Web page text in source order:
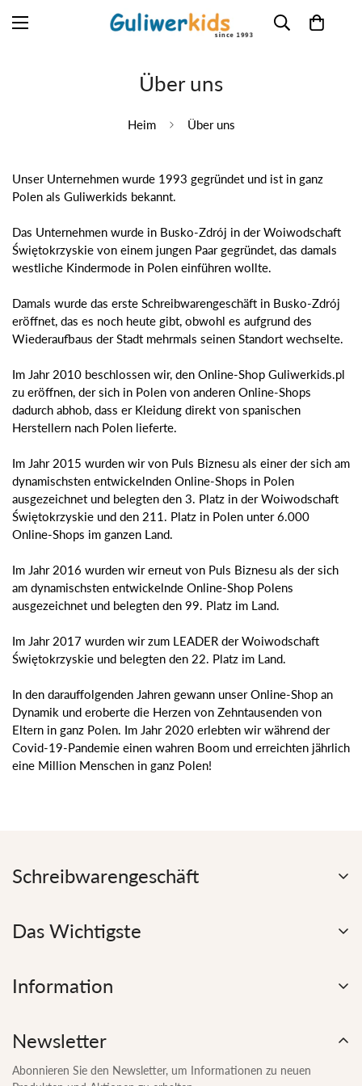
Über uns
Heim Über uns
Unser Unternehmen wurde 1993 gegründet und ist in ganz
Polen als Guliwerkids bekannt.
Das Unternehmen wurde in Busko-Zdrój in der Woiwodschaft
Świętokrzyskie von einem jungen Paar gegründet, das damals
westliche Kindermode in Polen einführen wollte.
Damals wurde das erste Schreibwarengeschäft in Busko-Zdrój
eröffnet, das es noch heute gibt, obwohl es aufgrund des
Wiederaufbaus der Stadt mehrmals seinen Standort wechselte.
Im Jahr 2010 beschlossen wir, den Online-Shop Guliwerkids.pl
zu eröffnen, der sich in Polen von anderen Online-Shops
dadurch abhob, dass er Kleidung direkt von spanischen
Herstellern nach Polen lieferte.
Im Jahr 2015 wurden wir von Puls Biznesu als einer der sich am
dynamischsten entwickelnden Online-Shops in Polen
ausgezeichnet und belegten den 3. Platz in der Woiwodschaft
Świętokrzyskie und den 211. Platz in Polen unter 6.000
Online-Shops im ganzen Land.
Im Jahr 2016 wurden wir erneut von Puls Biznesu als der sich
am dynamischsten entwickelnde Online-Shop Polens
ausgezeichnet und belegten den 99. Platz im Land.
Im Jahr 2017 wurden wir zum LEADER der Woiwodschaft
Świętokrzyskie und belegten den 22. Platz im Land.
In den darauffolgenden Jahren gewann unser Online-Shop an
Dynamik und eroberte die Herzen von Zehntausenden von
Eltern in ganz Polen. Im Jahr 2020 erlebten wir während der
Covid-19-Pandemie einen wahren Boom und erreichten jährlich
eine Million Menschen in ganz Polen!
Schreibwarengeschäft
Mickiewicza Straße 4
28-100, Busko-Zdrój
Samstag 9:30-14:00 Uhr
kobietamaluch.pl
Das Wichtigste
Bestellstatus prüfen
Odstąpienie od umowy
Information
Meinungen und Auszeichnungen
Versandmethoden
Rückgaben
Newsletter
Abonnieren Sie den Newsletter, um Informationen zu neuen